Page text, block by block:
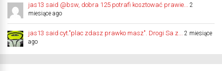
jas13 said @bsw, dobra 125 potrafi kosztować prawie...
2
miesiące ago
jas13 said cyt."plac zdasz prawko masz". Drogi Sa z...
2 miesiące
ago